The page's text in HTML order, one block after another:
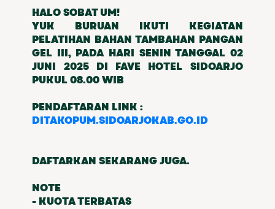
HALO SOBAT UM!
YUK BURUAN IKUTI KEGIATAN
PELATIHAN BAHAN TAMBAHAN PANGAN
GEL III, PADA HARI SENIN TANGGAL 02
JUNI 2025 DI FAVE HOTEL SIDOARJO
PUKUL 08.00 WIB
PENDAFTARAN LINK :
DITAKOPUM.SIDOARJOKAB.GO.ID
DAFTARKAN SEKARANG JUGA.
NOTE
- KUOTA TERBATAS